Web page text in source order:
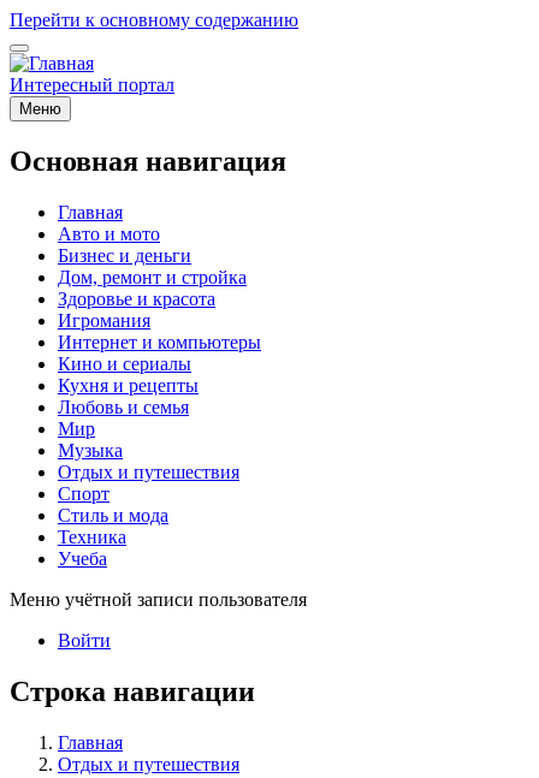
Перейти к основному содержанию
Интересный портал
Меню
Основная навигация
Главная
Авто и мото
Бизнес и деньги
Дом, ремонт и стройка
Здоровье и красота
Игромания
Интернет и компьютеры
Кино и сериалы
Кухня и рецепты
Любовь и семья
Мир
Музыка
Отдых и путешествия
Спорт
Стиль и мода
Техника
Учеба
Меню учётной записи пользователя
Войти
Строка навигации
Главная
Отдых и путешествия